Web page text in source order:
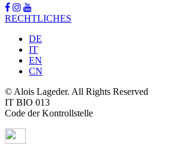
RECHTLICHES
DE
IT
EN
CN
© Alois Lageder. All Rights Reserved
IT BIO 013
Code der Kontrollstelle